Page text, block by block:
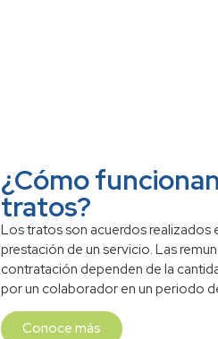
¿Cómo
tratos?
Los tratos son acuerdos realizados
prestación de un servicio. Las
contratación dependen de la
por un colaborador en un periodo
Conoce más